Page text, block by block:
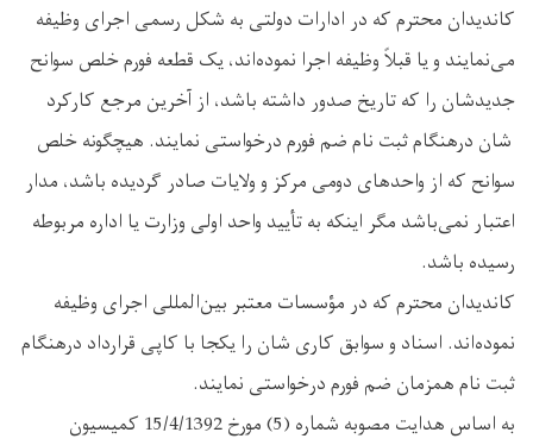
کاندیدان محترم که در ادارات دولتی به شکل رسمی اجرای وظیفه
می‌نمایند و یا قبلاً وظیفه اجرا نموده‌اند، یک قطعه فورم خلص سوانح
جدید‌شان را که تاریخ صدور داشته باشد، از آخرین مرجع کارکرد
شان درهنگام ثبت نام ضم فورم درخواستی نمایند. هیچگونه خلص
سوانح که از واحدهای دومی مرکز و ولایات صادر گردیده باشد، مدار
اعتبار نمی‌باشد مگر اینکه به تأیید واحد اولی وزارت یا اداره مربوطه
رسیده باشد.
کاندیدان محترم که در مؤسسات معتبر بین‌المللی اجرای وظیفه
نموده‌اند. اسناد و سوابق کاری‌ شان را یکجا با کاپی قرارداد درهنگام
ثبت نام همزمان ضم فورم درخواستی نمایند.
به اساس هدایت مصوبه شماره (5) مورخ 15/4/1392 کمیسیون